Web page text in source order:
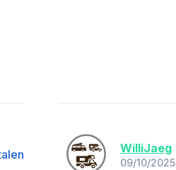
WilliJaeg
09/10/2025